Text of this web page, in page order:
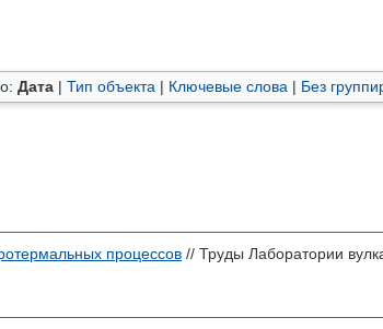
Дата | Тип объекта | Ключевые слова | Без
процессов // Труды Лаборатории